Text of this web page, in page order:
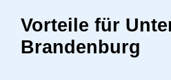
Vorteile für
Brandenburg